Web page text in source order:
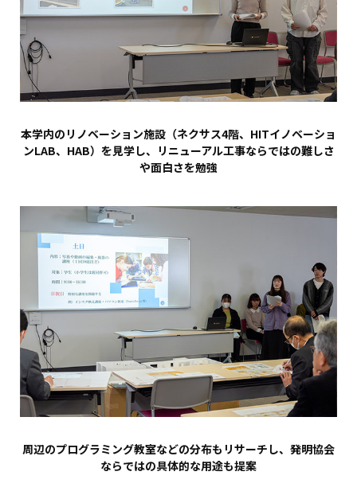
本学内のリノベーション施設（ネクサス4階、HITイノベーショ
ンLAB、HAB）を見学し、リニューアル工事ならではの難しさ
や面白さを勉強
周辺のプログラミング教室などの分布もリサーチし、発明協会
ならではの具体的な用途も提案